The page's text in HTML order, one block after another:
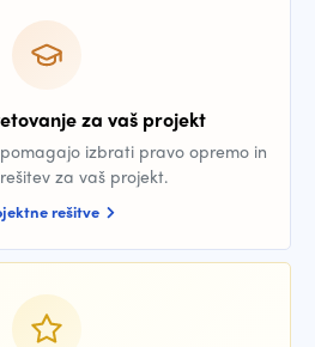
za vaš projekt
izbrati pravo opremo in
za vaš projekt.
rešitve